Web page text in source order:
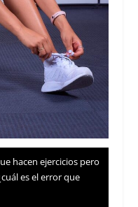
hacen ejercicios pero
es el error que